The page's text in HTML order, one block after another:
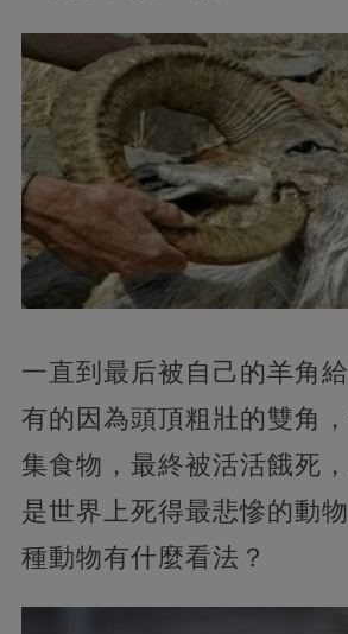
一直到最后被自己的羊角
有的因為頭頂粗壯的雙角
集食物，最終被活活餓死
是世界上死得最悲慘的動
種動物有什麼看法？